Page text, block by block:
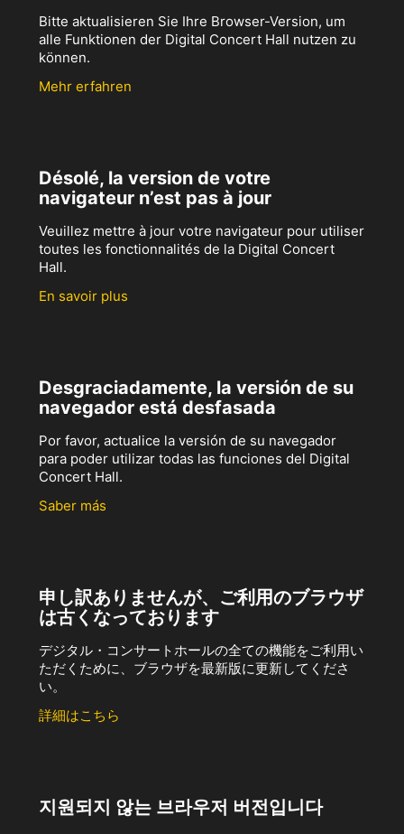
Bitte aktualisieren Sie Ihre Browser-Version, um
alle Funktionen der Digital Concert Hall nutzen zu
können.
Mehr erfahren
Désolé, la version de votre
navigateur n’est pas à jour
Veuillez mettre à jour votre navigateur pour utiliser
toutes les fonctionnalités de la Digital Concert
Hall.
En savoir plus
Desgraciadamente, la versión de su
navegador está desfasada
Por favor, actualice la versión de su navegador
para poder utilizar todas las funciones del Digital
Concert Hall.
Saber más
申し訳ありませんが、ご利用のブラウザ
は古くなっております
デジタル・コンサートホールの全ての機能をご利用い
ただくために、ブラウザを最新版に更新してくださ
い。
詳細はこちら
지원되지 않는 브라우저 버전입니다